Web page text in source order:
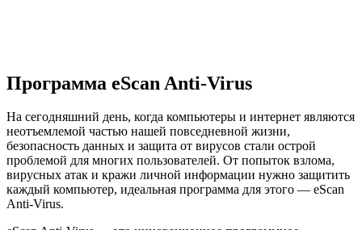
Программа eScan Anti-Virus
На сегодняшний день, когда компьютеры и интернет являются
неотъемлемой частью нашей повседневной жизни,
безопасность данных и защита от вирусов стали острой
проблемой для многих пользователей. От попыток взлома,
вирусных атак и кражи личной информации нужно защитить
каждый компьютер, идеальная программа для этого — eScan
Anti-Virus.